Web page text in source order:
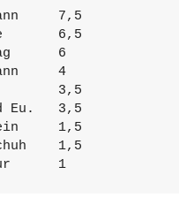
7,5
6,5
6
4
3,5
Eu.   3,5
1,5
1,5
9.    Vinokur      1